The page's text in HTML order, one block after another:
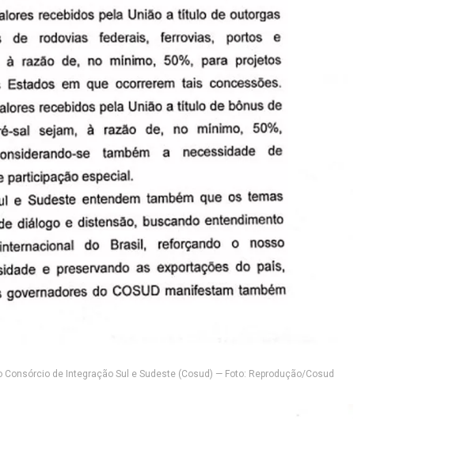
de Integração Sul e Sudeste (Cosud) — Foto: Reprodução/Cosud